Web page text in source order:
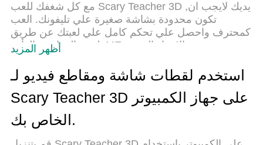
مع كل شغفك للعب Scary Teacher 3D ,يديك لايجب ان
تكون محدودة بشاشة صغيرة علي تليفونك. العب
كمحترف واحصل علي تحكم كامل علي لعبتك عن طريق
لوحة المفاتيح والفأره. MEmuيقدم جميع الاشياء التي
تتوقعها.حمل والعب Scary Teacher 3D علي جهاز
الحاسوب الخاص بك العب كماتريد ,لايوجد حدود علي
البطارية والباقة ولا يوجد اتصالات مزعجة النسخة
الجديدة من MEmu7 هو افضل وسيلة للعب Scary
لوحة المفاتيح المعده مسبقا تجعل Scary Teacher 3D
أظهر المزيد
استخدم لقطات شاشة ومقاطع فيديو لـ
Scary Teacher 3D على جهاز الكمبيوتر
الخاص بك.